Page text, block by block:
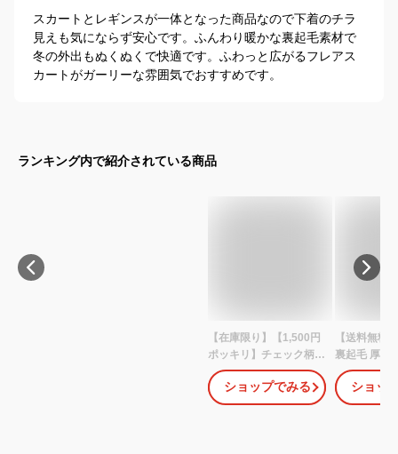
スカートとレギンスが一体となった商品なので下着のチラ
見えも気にならず安心です。ふんわり暖かな裏起毛素材で
冬の外出もぬくぬくで快適です。ふわっと広がるフレアス
カートがガーリーな雰囲気でおすすめです。
ランキング内で紹介されている商品
【在庫限り】【1,500円
ポッキリ】チェック柄ス
カートレギンス スカー
ト付きストレッチパンツ
ウルトラストレッチ ス
ショップでみる
【送料無料
裏起毛 厚地
カート パン
キッズ 女の
&ワインレ
ショッ